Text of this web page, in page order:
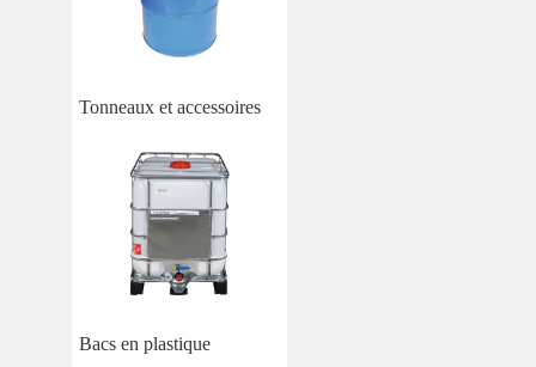
Tonneaux et accessoires
Bacs en plastique